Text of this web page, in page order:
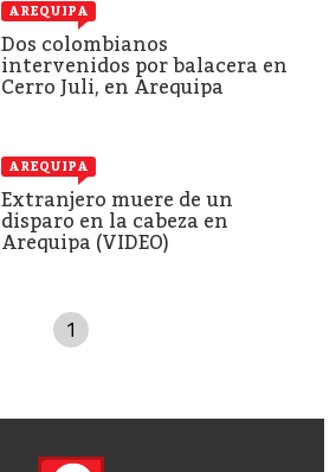
AREQUIPA
Dos colombianos
intervenidos por balacera en
Cerro Juli, en Arequipa
AREQUIPA
Extranjero muere de un
disparo en la cabeza en
Arequipa (VIDEO)
1